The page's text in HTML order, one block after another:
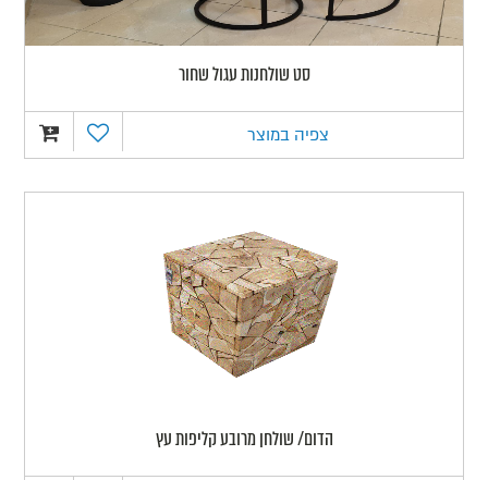
סט שולחנות עגול שחור
צפיה במוצר
הדום/ שולחן מרובע קליפות עץ